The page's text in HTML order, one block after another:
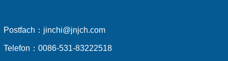
Postfach： jinchi@jnjch.com
Telefon： 0086-531-83222518